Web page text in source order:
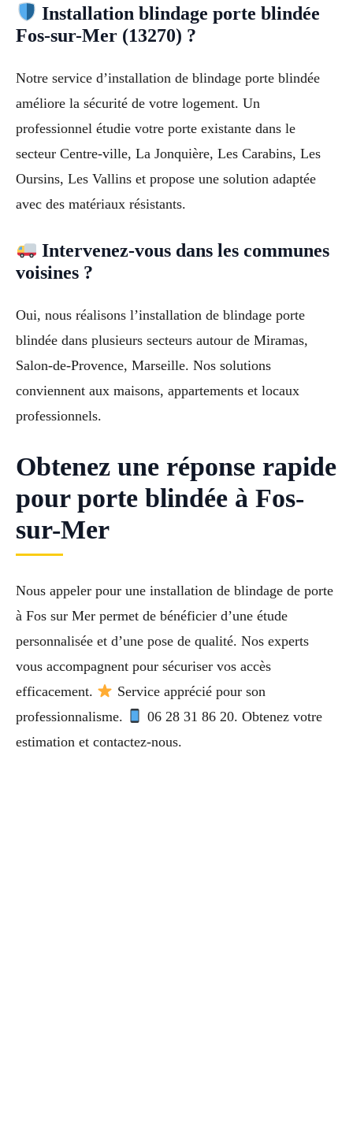
Installation blindage porte blindée
Fos-sur-Mer (13270) ?
Notre service d’installation de blindage porte blindée
améliore la sécurité de votre logement. Un
professionnel étudie votre porte existante dans le
secteur Centre-ville, La Jonquière, Les Carabins, Les
Oursins, Les Vallins et propose une solution adaptée
avec des matériaux résistants.
Intervenez-vous dans les communes
voisines ?
Oui, nous réalisons l’installation de blindage porte
blindée dans plusieurs secteurs autour de Miramas,
Salon-de-Provence, Marseille. Nos solutions
conviennent aux maisons, appartements et locaux
professionnels.
Obtenez une réponse rapide
pour porte blindée à Fos-
sur-Mer
Nous appeler pour une installation de blindage de porte
à Fos sur Mer permet de bénéficier d’une étude
personnalisée et d’une pose de qualité. Nos experts
vous accompagnent pour sécuriser vos accès
efficacement.
Service apprécié pour son
professionnalisme.
06 28 31 86 20. Obtenez votre
estimation et contactez-nous.